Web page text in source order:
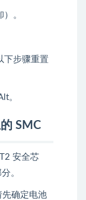
。
下步骤重置
。
SMC
安全芯
分。
先确定电池